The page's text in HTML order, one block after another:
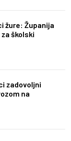
žure: Županija
školski
zadovoljni
na